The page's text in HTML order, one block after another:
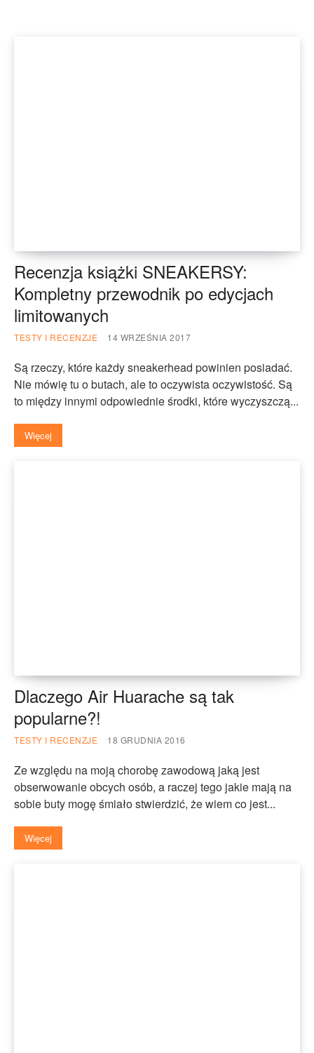
Recenzja książki SNEAKERSY:
Kompletny przewodnik po edycjach
limitowanych
TESTY I RECENZJE 14 WRZEŚNIA 2017
Są rzeczy, które każdy sneakerhead powinien posiadać.
Nie mówię tu o butach, ale to oczywista oczywistość. Są
to między innymi odpowiednie środki, które wyczyszczą...
Więcej
Dlaczego Air Huarache są tak
popularne?!
TESTY I RECENZJE 18 GRUDNIA 2016
Ze względu na moją chorobę zawodową jaką jest
obserwowanie obcych osób, a raczej tego jakie mają na
sobie buty mogę śmiało stwierdzić, że wiem co jest...
Więcej